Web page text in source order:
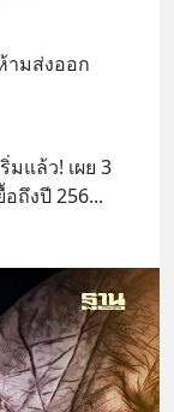
ามส่งออก
มแล้ว! เผย 3
ถึงปี 256